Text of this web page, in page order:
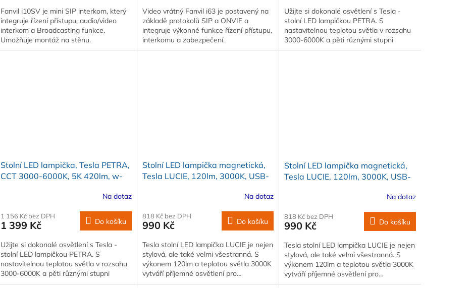
Fanvil i10SV je mini SIP interkom, který
integruje řízení přístupu, audio/video
interkom a Broadcasting funkce.
Umožňuje montáž na stěnu.
Video vrátný Fanvil i63 je postavený na
základě protokolů SIP a ONVIF a
integruje výkonné funkce řízení přístupu,
interkomu a zabezpečení.
Užijte si dokonalé osvětlení s Tesla -
stolní LED lampičkou PETRA. S
nastavitelnou teplotou světla v rozsahu
3000-6000K a pěti různými stupni
svítivostí s…
Stolní LED lampička, Tesla PETRA,
CCT 3000-6000K, 5K 420lm, w-
Na dotaz
1 156 Kč bez DPH
1 399 Kč Do košíku
Užijte si dokonalé osvětlení s Tesla -
stolní LED lampičkou PETRA. S
nastavitelnou teplotou světla v rozsahu
3000-6000K a pěti různými stupni
svítivostí s…
Stolní LED lampička magnetická,
Tesla LUCIE, 120lm, 3000K, USB-
Na dotaz
818 Kč bez DPH
990 Kč Do košíku
Tesla stolní LED lampička LUCIE je nejen
stylová, ale také velmi všestranná. S
výkonem 120lm a teplotou světla 3000K
vytváří příjemné osvětlení pro…
Stolní LED lampička magnetická,
Tesla LUCIE, 120lm, 3000K, USB-
Na dotaz
818 Kč bez DPH
990 Kč Do košíku
Tesla stolní LED lampička LUCIE je nejen
stylová, ale také velmi všestranná. S
výkonem 120lm a teplotou světla 3000K
vytváří příjemné osvětlení pro…